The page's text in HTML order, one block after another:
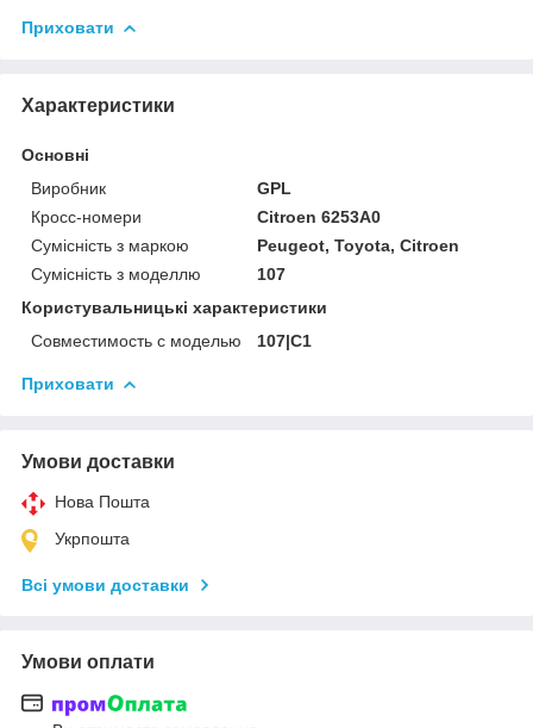
Приховати
Характеристики
Основні
Виробник
GPL
Кросс-номери
Citroen 6253A0
Сумісність з маркою
Peugeot, Toyota, Citroen
Сумісність з моделлю
107
Користувальницькі характеристики
Совместимость с моделью
107|C1
Приховати
Умови доставки
Нова Пошта
Укрпошта
Всі умови доставки
Умови оплати